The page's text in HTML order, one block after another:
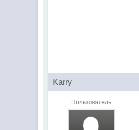
Karry
Пользователь